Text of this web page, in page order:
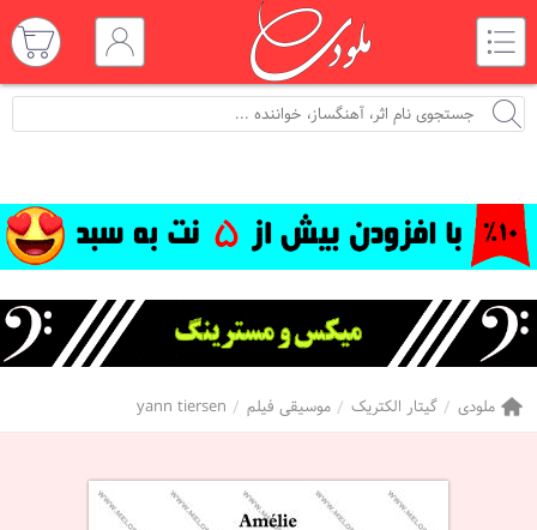
ملودی گیتار الکتریک موسیقی فیلم yann tiersen